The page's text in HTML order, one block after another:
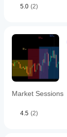
5.0 (2)
Market Sessions
4.5 (2)